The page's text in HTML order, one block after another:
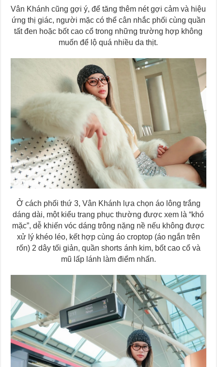
Vân Khánh cũng gợi ý, để tăng thêm nét gợi cảm và hiệu
ứng thị giác, người mặc có thể cân nhắc phối cùng quần
tất đen hoặc bốt cao cổ trong những trường hợp không
muốn để lộ quá nhiều da thịt.
Ở cách phối thứ 3, Vân Khánh lựa chọn áo lông trắng
dáng dài, một kiểu trang phục thường được xem là “khó
mặc”, dễ khiến vóc dáng trông nặng nề nếu không được
xử lý khéo léo, kết hợp cùng áo croptop (áo ngắn trên
rốn) 2 dây tối giản, quần shorts ánh kim, bốt cao cổ và
mũ lấp lánh làm điểm nhấn.